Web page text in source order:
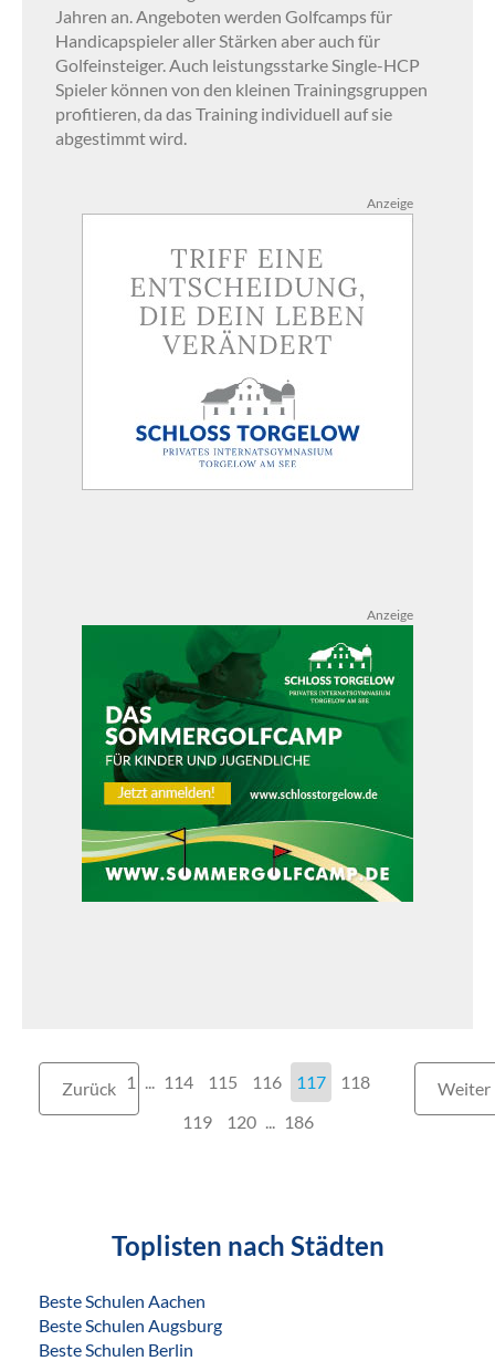
Jahren an. Angeboten werden Golfcamps für
Handicapspieler aller Stärken aber auch für
Golfeinsteiger. Auch leistungsstarke Single-HCP
Spieler können von den kleinen Trainingsgruppen
profitieren, da das Training individuell auf sie
abgestimmt wird.
Anzeige
Anzeige
Zurück 1 114 115 116 117
118
119
120 186
Weiter
Toplisten nach Städten
Beste Schulen Aachen
Beste Schulen Augsburg
Beste Schulen Berlin